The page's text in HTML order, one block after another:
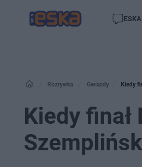
Rozrywka Gwiazdy Kiedy
Kiedy